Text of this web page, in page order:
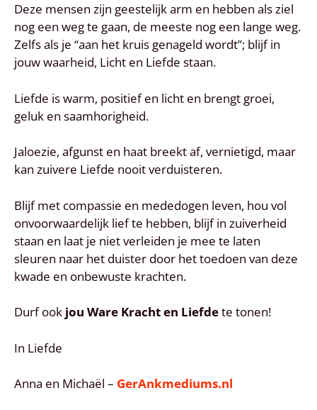
Deze mensen zijn geestelijk arm en hebben als ziel
nog een weg te gaan, de meeste nog een lange weg.
Zelfs als je “aan het kruis genageld wordt”; blijf in
jouw waarheid, Licht en Liefde staan.
Liefde is warm, positief en licht en brengt groei,
geluk en saamhorigheid.
Jaloezie, afgunst en haat breekt af, vernietigd, maar
kan zuivere Liefde nooit verduisteren.
Blijf met compassie en mededogen leven, hou vol
onvoorwaardelijk lief te hebben, blijf in zuiverheid
staan en laat je niet verleiden je mee te laten
sleuren naar het duister door het toedoen van deze
kwade en onbewuste krachten.
Durf ook jou Ware Kracht en Liefdete tonen!
In Liefde
Anna en Michaël – GerAnkmediums.nl